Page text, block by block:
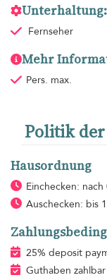
Unterhaltung:
Fernseher
Mehr
Pers. max.
Politik
Hausordnung
Einchecken:
Auschecken: bis
25% deposit
Guthaben